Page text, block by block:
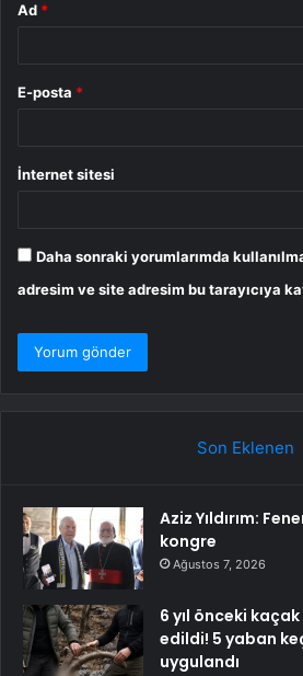
Ad *
E-posta *
İnternet sitesi
Daha sonraki yorumlarımda
adresim ve site adresim bu tarayıcıya
Son Eklenen
Aziz Yıldırım:
kongre
Ağustos 7, 2026
6 yıl önceki
edildi! 5 yaban
uygulandı